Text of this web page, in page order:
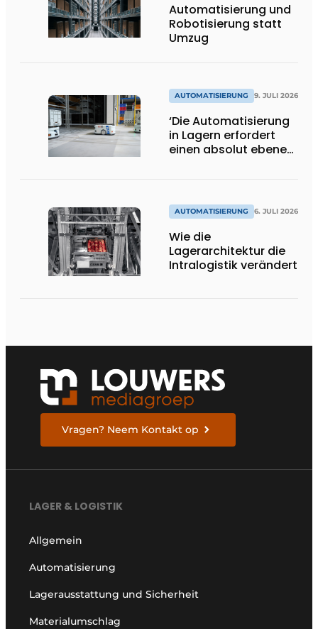
Automatisierung und
Robotisierung statt
Umzug
AUTOMATISIERUNG 9. JULI 2026
‘Die Automatisierung
in Lagern erfordert
einen absolut ebenen
AUTOMATISIERUNG 6. JULI 2026
Wie die
Lagerarchitektur die
Intralogistik verändert
Vragen? Neem Kontakt op
LAGER & LOGISTIK
Allgemein
Automatisierung
Lagerausstattung und Sicherheit
Materialumschlag